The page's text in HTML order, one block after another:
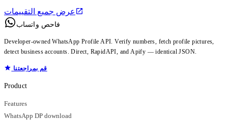
عرض جميع التقييمات
فاحص واتساب
Developer-owned WhatsApp Profile API. Verify numbers, fetch profile pictures,
detect business accounts. Direct, RapidAPI, and Apify — identical JSON.
قم بمراجعتنا
Product
Features
WhatsApp DP download